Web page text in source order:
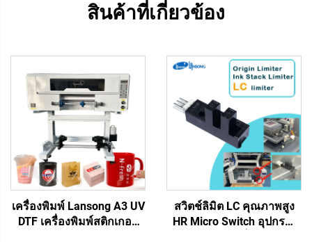
สินค้าที่เกี่ยวข้อง
เครื่องพิมพ์ Lansong A3 UV
DTF เครื่องพิมพ์สติกเกอร์
สวิตช์ลิมิต LC คุณภาพสูง
HR Micro Switch อุปกรณ์